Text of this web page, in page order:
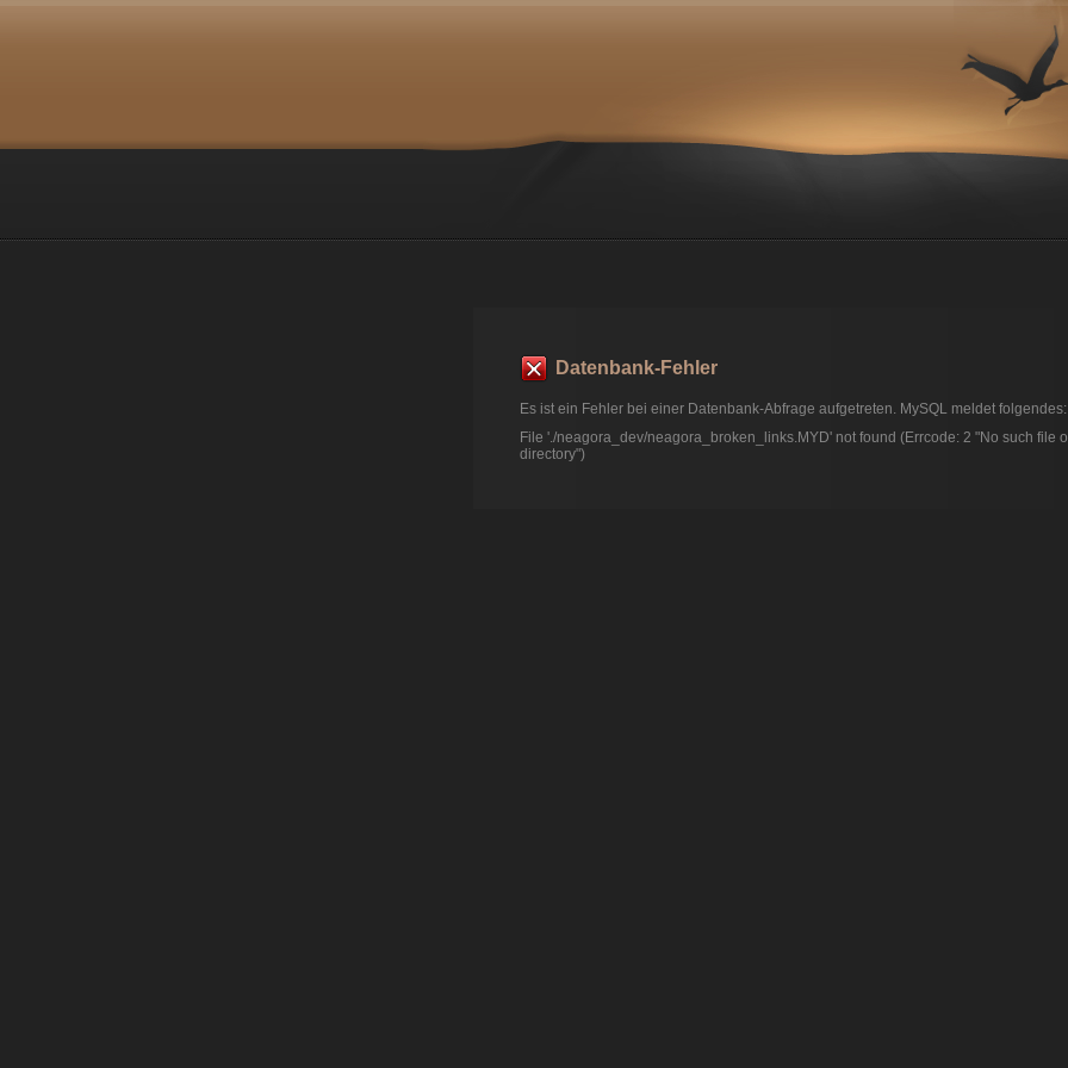
Datenbank-Fehler
Es ist ein Fehler bei einer Datenbank-Abfrage aufgetreten. MySQL meldet folgendes:
File './neagora_dev/neagora_broken_links.MYD' not found (Errcode: 2 "No such file
directory")